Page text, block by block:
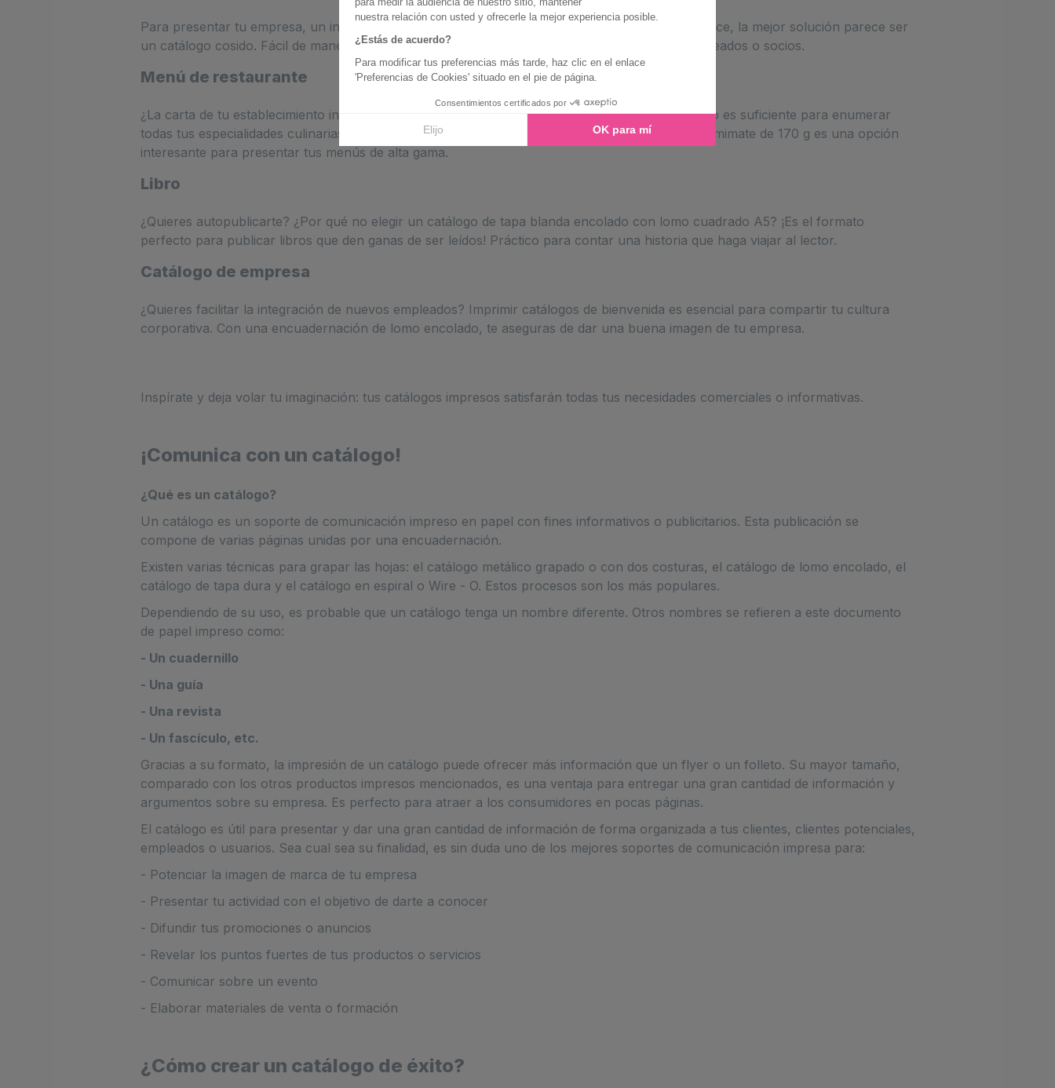
Para presentar tu empresa, un informe comercial, material de formación o las cifras de tu balance, la mejor solución parece ser
un catálogo cosido. Fácil de manejar, realzará tu documento para satisfacer a tus clientes, empleados o socios.
Menú de restaurante
¿La carta de tu establecimiento incluye numerosos platos y bebidas? ¿El tamaño de un folleto no es suficiente para enumerar
todas tus especialidades culinarias? Un cuadernillo A4 grapado diseñado con papel estucado semimate de 170 g es una opción
interesante para presentar tus menús de alta gama.
Libro
¿Quieres autopublicarte? ¿Por qué no elegir un catálogo de tapa blanda encolado con lomo cuadrado A5? ¡Es el formato
perfecto para publicar libros que den ganas de ser leídos! Práctico para contar una historia que haga viajar al lector.
Catálogo de empresa
¿Quieres facilitar la integración de nuevos empleados? Imprimir catálogos de bienvenida es esencial para compartir tu cultura
corporativa. Con una encuadernación de lomo encolado, te aseguras de dar una buena imagen de tu empresa.
Inspírate y deja volar tu imaginación: tus catálogos impresos satisfarán todas tus necesidades comerciales o informativas.
¡Comunica con un catálogo!
¿Qué es un catálogo?
Un catálogo es un soporte de comunicación impreso en papel con fines informativos o publicitarios. Esta publicación se
compone de varias páginas unidas por una encuadernación.
Existen varias técnicas para grapar las hojas: el catálogo metálico grapado o con dos costuras, el catálogo de lomo encolado, el
catálogo de tapa dura y el catálogo en espiral o Wire - O. Estos procesos son los más populares.
Dependiendo de su uso, es probable que un catálogo tenga un nombre diferente. Otros nombres se refieren a este documento
de papel impreso como:
- Un cuadernillo
- Una guía
- Una revista
- Un fascículo, etc.
Gracias a su formato, la impresión de un catálogo puede ofrecer más información que un flyer o un folleto. Su mayor tamaño,
comparado con los otros productos impresos mencionados, es una ventaja para entregar una gran cantidad de información y
argumentos sobre su empresa. Es perfecto para atraer a los consumidores en pocas páginas.
El catálogo es útil para presentar y dar una gran cantidad de información de forma organizada a tus clientes, clientes potenciales,
empleados o usuarios. Sea cual sea su finalidad, es sin duda uno de los mejores soportes de comunicación impresa para:
- Potenciar la imagen de marca de tu empresa
- Presentar tu actividad con el objetivo de darte a conocer
- Difundir tus promociones o anuncios
- Revelar los puntos fuertes de tus productos o servicios
- Comunicar sobre un evento
- Elaborar materiales de venta o formación
¿Cómo crear un catálogo de éxito?